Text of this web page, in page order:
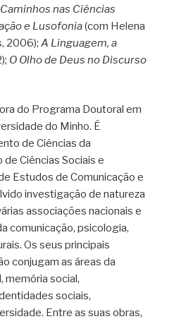
Caminhos nas Ciências
e Lusofonia(com Helena
2006); A Linguagem, a
O Olho de Deus no Discurso
do Programa Doutoral em
do Minho. É
de Ciências da
Ciências Sociais e
Estudos de Comunicação e
investigação de natureza
associações nacionais e
comunicação, psicologia,
Os seus principais
conjugam as áreas da
memória social,
sociais,
Entre as suas obras,